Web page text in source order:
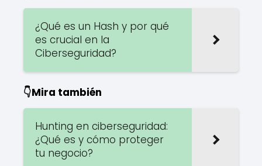
¿Qué es un Hash y por qué
es crucial en la
Ciberseguridad?
👇Mira también
Hunting en ciberseguridad:
¿Qué es y cómo proteger
tu negocio?